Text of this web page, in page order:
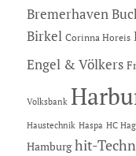
Bremerhaven
Birkel Corinna Horeis
Engel & Völkers
Volksbank
Haustechnik Haspa HC
Hamburg hit-